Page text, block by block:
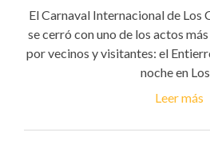
El Carnaval Internacional de Los
se cerró con uno de los actos
por vecinos y visitantes: el
noche en Los...
Leer más